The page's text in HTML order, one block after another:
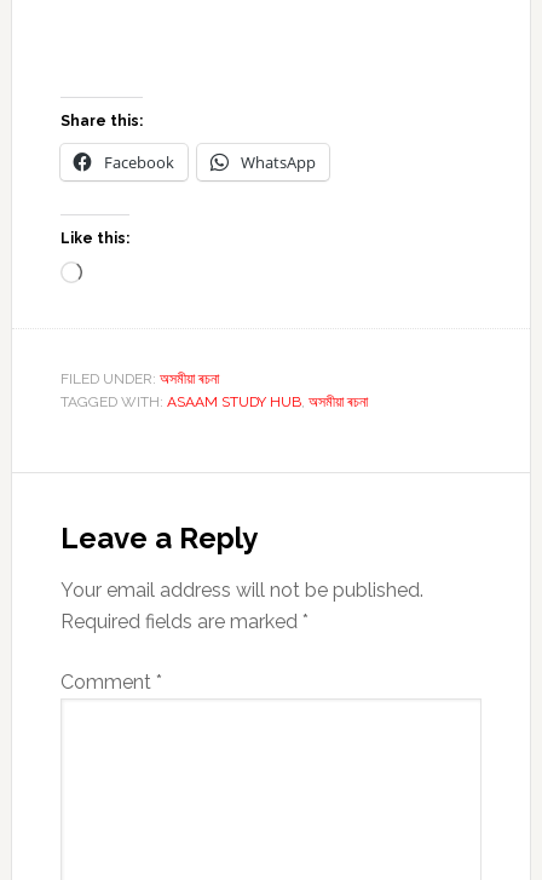
Share this:
Facebook WhatsApp
Like this:
Loading…
FILED UNDER: অসমীয়া ৰচনা
TAGGED WITH: ASAAM STUDY HUB, অসমীয়া ৰচনা
Interactions
Leave a Reply
Your email address will not be published.
Required fields are marked *
Comment *